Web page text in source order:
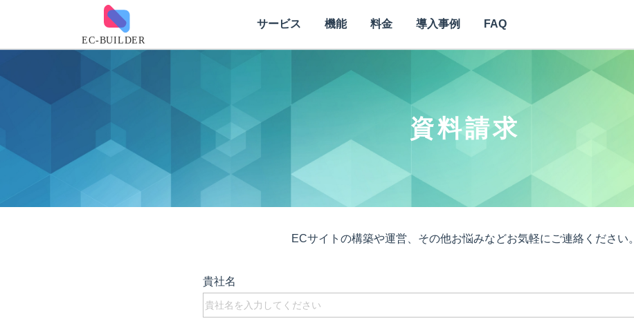
サービス 機能 料金 導入事例 FAQ
資料請求
ECサイトの構築や運営、その他お悩みなどお気軽にご連絡ください。
貴社名